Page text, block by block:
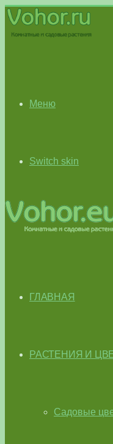
Меню
Switch skin
ГЛАВНАЯ
РАСТЕНИЯ И
Садовые